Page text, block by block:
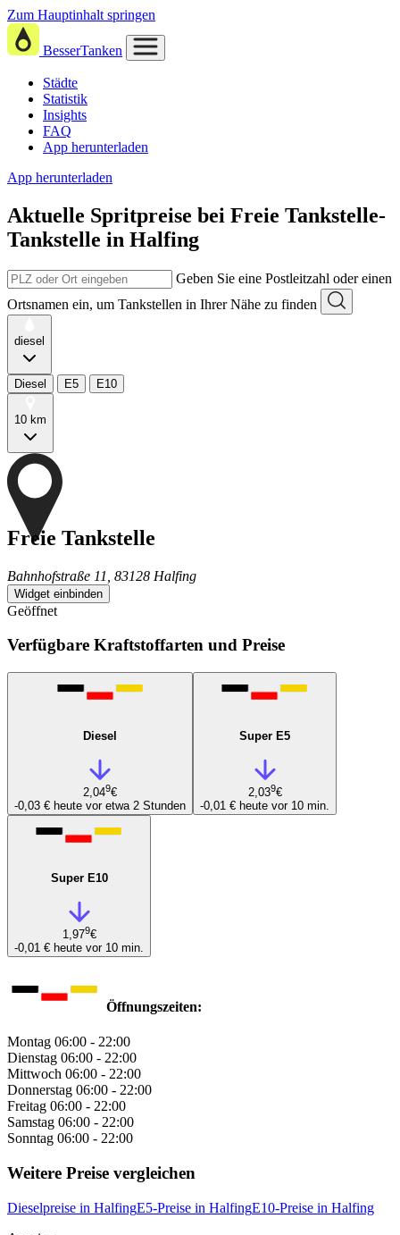
Zum Hauptinhalt springen
BesserTanken
Städte
Statistik
Insights
FAQ
App herunterladen
App herunterladen
Aktuelle Spritpreise bei Freie Tankstelle-
Tankstelle in Halfing
Geben Sie eine Postleitzahl oder einen
Ortsnamen ein, um Tankstellen in Ihrer Nähe zu finden
diesel
Diesel E5 E10
10 km
Freie Tankstelle
Bahnhofstraße 11, 83128 Halfing
Widget einbinden
Geöffnet
Verfügbare Kraftstoffarten und Preise
Diesel
2,049€
-0,03 € heute vor etwa 2 Stunden
Super E5
2,039€
-0,01 € heute vor 10 min.
Super E10
1,979€
-0,01 € heute vor 10 min.
Öffnungszeiten:
Montag 06:00 - 22:00
Dienstag 06:00 - 22:00
Mittwoch 06:00 - 22:00
Donnerstag 06:00 - 22:00
Freitag 06:00 - 22:00
Samstag 06:00 - 22:00
Sonntag 06:00 - 22:00
Weitere Preise vergleichen
Dieselpreise in HalfingE5-Preise in HalfingE10-Preise in Halfing